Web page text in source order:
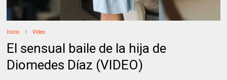
Inicio Video
El sensual baile de la hija de
Diomedes Díaz (VIDEO)